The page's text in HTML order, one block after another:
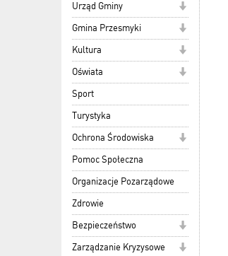
Urząd Gminy
Gmina Przesmyki
Kultura
Oświata
Sport
Turystyka
Ochrona Środowiska
Pomoc Społeczna
Organizacje Pozarządowe
Zdrowie
Bezpieczeństwo
Zarządzanie Kryzysowe